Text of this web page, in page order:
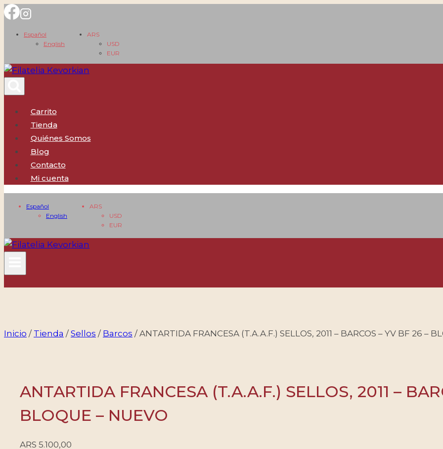
Saltar
contenido
Español
English
ARS
USD
EUR
Carrito
Tienda
Quiénes Somos
Blog
Contacto
Mi cuenta
Español
English
ARS
USD
EUR
Inicio / Tienda / Sellos / Barcos / ANTARTIDA FRANCESA (T.A.A.F.) SELLOS, 2011 – BARCOS – YV BF 26 –
ANTARTIDA FRANCESA (T.A.A.F.) SELLOS, 2011 –
BLOQUE – NUEVO
ARS 5.100,00